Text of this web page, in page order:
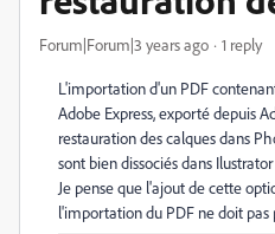
Forum|Forum|3 years ago 1 reply
L'importation d'un PDF
Adobe Express, exporté depuis
restauration des calques dans
sont bien dissociés dans Ilustrator
Je pense que l'ajout de cette
l'importation du PDF ne doit pas